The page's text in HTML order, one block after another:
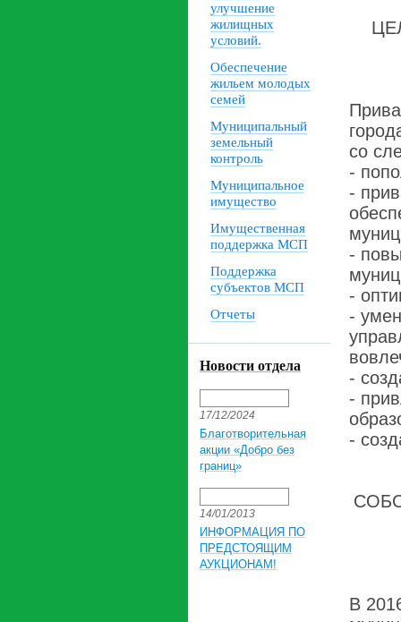
улучшение
жилищных
условий.
Обеспечение
жильем молодых
семей
Муниципальный
земельный
контроль
Муниципальное
имущество
Имущественная
поддержка МСП
Поддержка
субъектов МСП
Отчеты
Новости отдела
17/12/2024
Благотворительная
акции «Добро без
границ»
14/01/2013
ИНФОРМАЦИЯ ПО
ПРЕДСТОЯЩИМ
АУКЦИОНАМ!
со
-
-
-
-
-
-
-
-
В